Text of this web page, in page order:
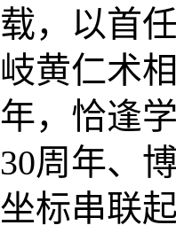
载，以首
岐黄仁术
年，恰逢
30周年、
坐标串联